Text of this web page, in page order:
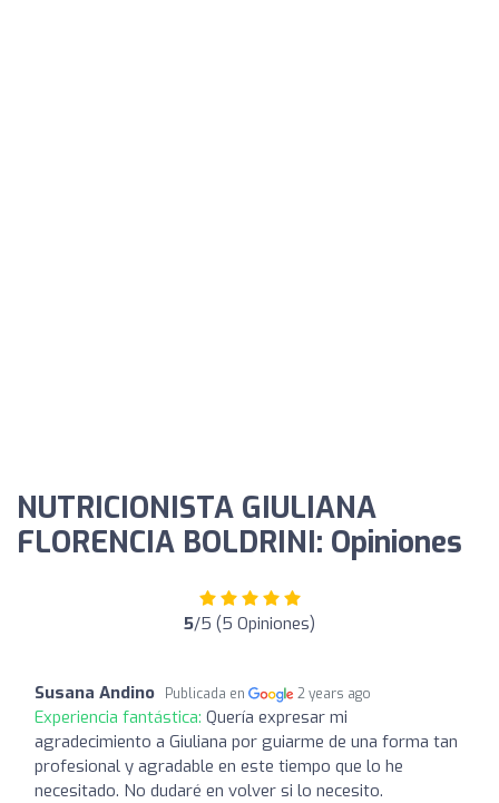
NUTRICIONISTA GIULIANA
FLORENCIA BOLDRINI: Opiniones
5/5 (5 Opiniones)
Susana Andino Publicada en 2 years ago
Experiencia fantástica: Quería expresar mi
agradecimiento a Giuliana por guiarme de una forma tan
profesional y agradable en este tiempo que lo he
necesitado. No dudaré en volver si lo necesito.